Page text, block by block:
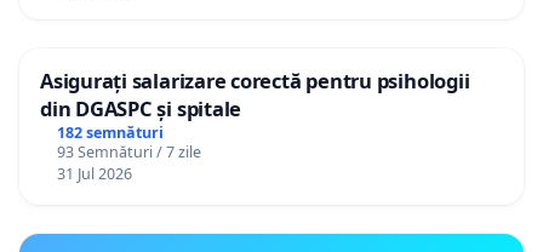
Asigurați salarizare corectă pentru psihologii
din DGASPC și spitale
182 semnături
93 Semnături / 7 zile
31 Jul 2026